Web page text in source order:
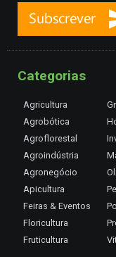
Categorias
Agricultura
Agrobótica
Agroflorestal
Agroindústria
Agronegócio
Apicultura
Feiras & Eventos
Floricultura
Fruticultura